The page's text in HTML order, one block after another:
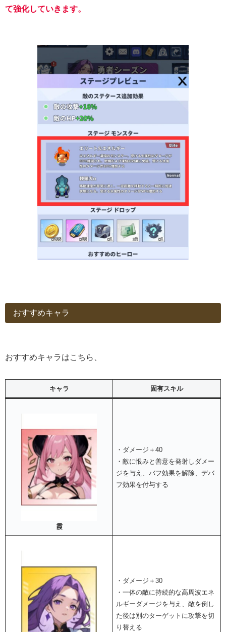
て強化していきます。
おすすめキャラ
おすすめキャラはこちら、
キャラ 固有スキル
霞
・ダメージ＋40
・敵に恨みと善意を発射しダメー
ジを与え、バフ効果を解除、デバ
フ効果を付与する
・ダメージ＋30
・一体の敵に持続的な高周波エネ
ルギーダメージを与え、敵を倒し
た後は別のターゲットに攻撃を切
り替える